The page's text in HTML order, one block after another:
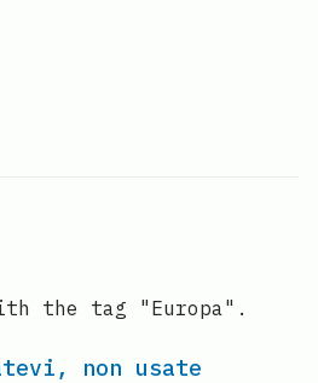
the tag "Europa".
non usate